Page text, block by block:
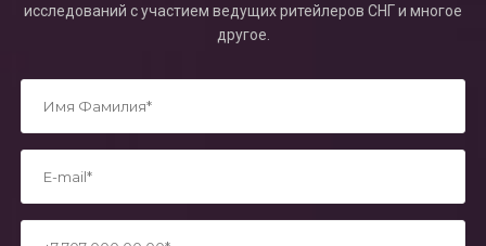
исследований с участием ведущих ритейлеров СНГ и многое
другое.